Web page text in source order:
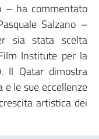
– ha commentato
Salzano –
sia stata scelta
Institute per la
Il Qatar dimostra
e le sue eccellenze
artistica dei